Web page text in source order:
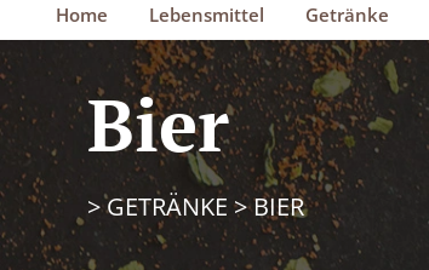
Home Lebensmittel Getränke
Bier
>GETRÄNKE >BIER